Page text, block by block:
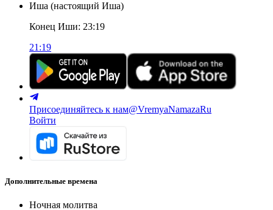
Иша (настоящий Иша)
Конец Иши: 23:19
21:19
Присоединяйтесь к нам@VremyaNamazaRu
Войти
Дополнительные времена
Ночная молитва